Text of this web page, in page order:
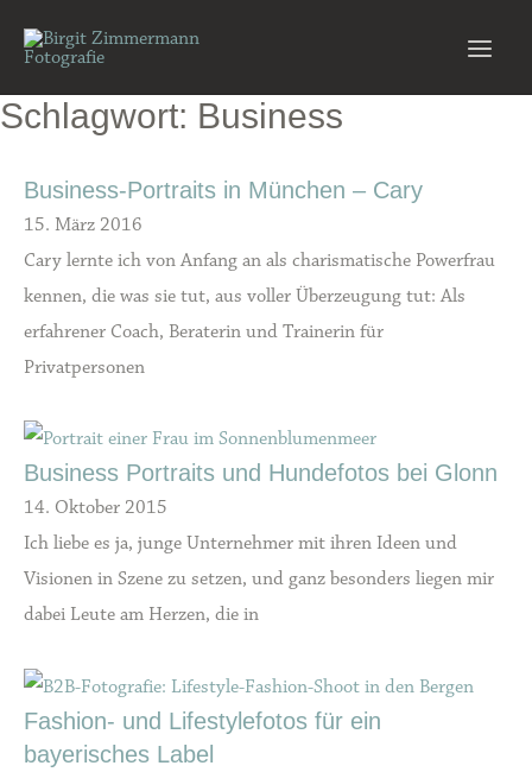
Inhalt
Schlagwort: Business
Business-Portraits in München – Cary
15. März 2016
Cary lernte ich von Anfang an als charismatische Powerfrau
kennen, die was sie tut, aus voller Überzeugung tut: Als
erfahrener Coach, Beraterin und Trainerin für
Privatpersonen
Business Portraits und Hundefotos bei Glonn
14. Oktober 2015
Ich liebe es ja, junge Unternehmer mit ihren Ideen und
Visionen in Szene zu setzen, und ganz besonders liegen mir
dabei Leute am Herzen, die in
Fashion- und Lifestylefotos für ein
bayerisches Label